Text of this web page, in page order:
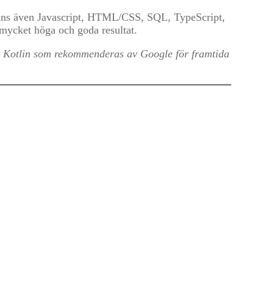
även Javascript, HTML/CSS, SQL, TypeScript,
höga och goda resultat.
som rekommenderas av Google för framtida